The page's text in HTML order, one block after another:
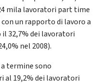
mila lavoratori part time
un rapporto di lavoro a
32,7% dei lavoratori
nel 2008).
termine sono
al 19,2% dei lavoratori